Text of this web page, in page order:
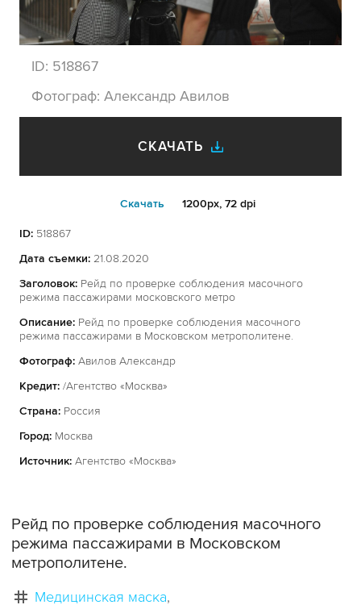
ID: 518867
Фотограф: Александр Авилов
СКАЧАТЬ
Cкачать 1200px, 72 dpi
ID: 518867
Дата съемки: 21.08.2020
Заголовок: Рейд по проверке соблюдения масочного
режима пассажирами московского метро
Описание: Рейд по проверке соблюдения масочного
режима пассажирами в Московском метрополитене.
Фотограф: Авилов Александр
Кредит: /Агентство «Москва»
Страна: Россия
Город: Москва
Источник: Агентство «Москва»
Рейд по проверке соблюдения масочного
режима пассажирами в Московском
метрополитене.
Медицинская маска